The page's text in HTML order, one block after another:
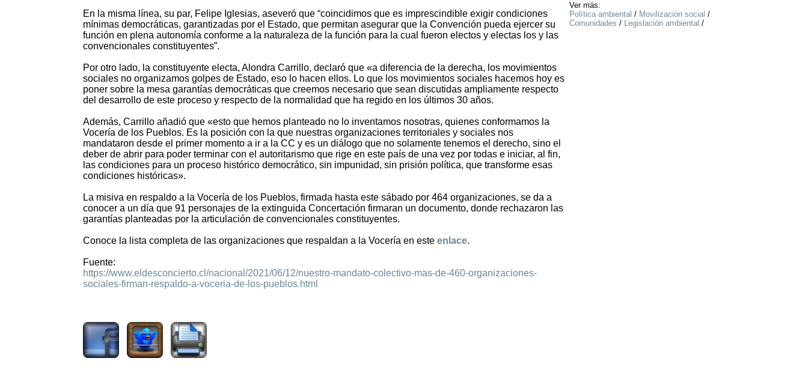
En la misma línea, su par, Felipe Iglesias, aseveró que “coincidimos que es imprescindible exigir condiciones
mínimas democráticas, garantizadas por el Estado, que permitan asegurar que la Convención pueda ejercer su
función en plena autonomía conforme a la naturaleza de la función para la cual fueron electos y electas los y las
convencionales constituyentes”.
Por otro lado, la constituyente electa, Alondra Carrillo, declaró que «a diferencia de la derecha, los movimientos
sociales no organizamos golpes de Estado, eso lo hacen ellos. Lo que los movimientos sociales hacemos hoy es
poner sobre la mesa garantías democráticas que creemos necesario que sean discutidas ampliamente respecto
del desarrollo de este proceso y respecto de la normalidad que ha regido en los últimos 30 años.
Además, Carrillo añadió que «esto que hemos planteado no lo inventamos nosotras, quienes conformamos la
Vocería de los Pueblos. Es la posición con la que nuestras organizaciones territoriales y sociales nos
mandataron desde el primer momento a ir a la CC y es un diálogo que no solamente tenemos el derecho, sino el
deber de abrir para poder terminar con el autoritarismo que rige en este país de una vez por todas e iniciar, al fin,
las condiciones para un proceso histórico democrático, sin impunidad, sin prisión política, que transforme esas
condiciones históricas».
La misiva en respaldo a la Vocería de los Pueblos, firmada hasta este sábado por 464 organizaciones, se da a
conocer a un día que 91 personajes de la extinguida Concertación firmaran un documento, donde rechazaron las
garantías planteadas por la articulación de convencionales constituyentes.
Conoce la lista completa de las organizaciones que respaldan a la Vocería en este enlace.
Fuente:
https://www.eldesconcierto.cl/nacional/2021/06/12/nuestro-mandato-colectivo-mas-de-460-organizaciones-
sociales-firman-respaldo-a-voceria-de-los-pueblos.html
Ver más:
Política ambiental / Movilización social /
Comunidades / Legislación ambiental /